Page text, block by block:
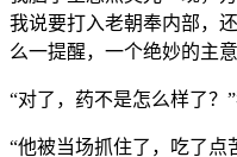
我说要打入老朝奉内部，
么一提醒，一个绝妙的主意
“对了，药不是怎么样了？”
“他被当场抓住了，吃了